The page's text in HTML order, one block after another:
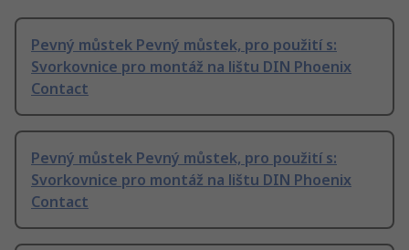
Pevný můstek Pevný můstek, pro použití s:
Svorkovnice pro montáž na lištu DIN Phoenix
Contact
Pevný můstek Pevný můstek, pro použití s:
Svorkovnice pro montáž na lištu DIN Phoenix
Contact